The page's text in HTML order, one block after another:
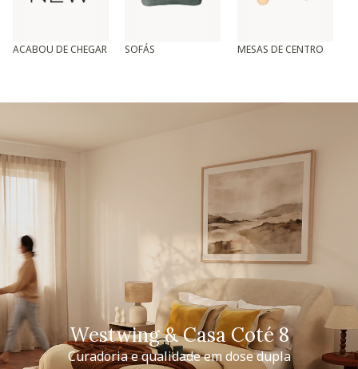
ACABOU DE CHEGAR SOFÁS MESAS DE CENTRO
Westwing & Casa Coté 8
Curadoria e qualidade em dose dupla